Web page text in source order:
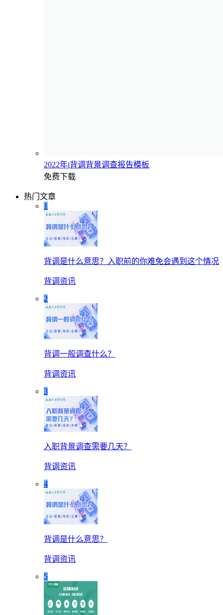
2022年i背调背景调查报告模板
免费下载
热门文章
1
背调是什么意思？入职前的你难免会遇到这个情况
背调资讯
2
背调一般调查什么？
背调资讯
3
入职背景调查需要几天？
背调资讯
4
背调是什么意思？
背调资讯
5